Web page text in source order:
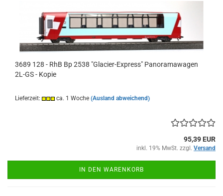
3689 128 - RhB Bp 2538 "Glacier-Express" Panoramawagen
2L-GS - Kopie
Lieferzeit: ca. 1 Woche (Ausland abweichend)
95,39 EUR
inkl. 19% MwSt. zzgl. Versand
IN DEN WARENKORB